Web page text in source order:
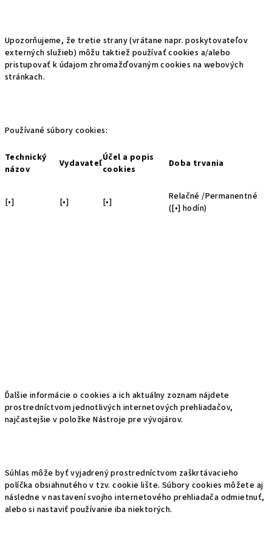
Upozorňujeme, že tretie strany (vrátane napr. poskytovateľov
externých služieb) môžu taktiež používať cookies a/alebo
pristupovať k údajom zhromažďovaným cookies na webových
stránkach.
Používané súbory cookies:
Technický
názov
VydavateľÚčel a popis
cookies
Doba trvania
[•] [•] [•]
Relačné /Permanentné
([•] hodín)
Ďalšie informácie o cookies a ich aktuálny zoznam nájdete
prostredníctvom jednotlivých internetových prehliadačov,
najčastejšie v položke Nástroje pre vývojárov.
Súhlas môže byť vyjadrený prostredníctvom zaškrtávacieho
políčka obsiahnutého v tzv. cookie lište. Súbory cookies môžete aj
následne v nastavení svojho internetového prehliadača odmietnuť,
alebo si nastaviť používanie iba niektorých.